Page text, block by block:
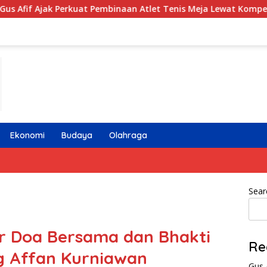
Pembinaan Atlet Tenis Meja Lewat Kompetisi Berjenjang
Ekonomi Budaya Olahraga
Doa Bersama dan Bhakti
Affan Kurniawan